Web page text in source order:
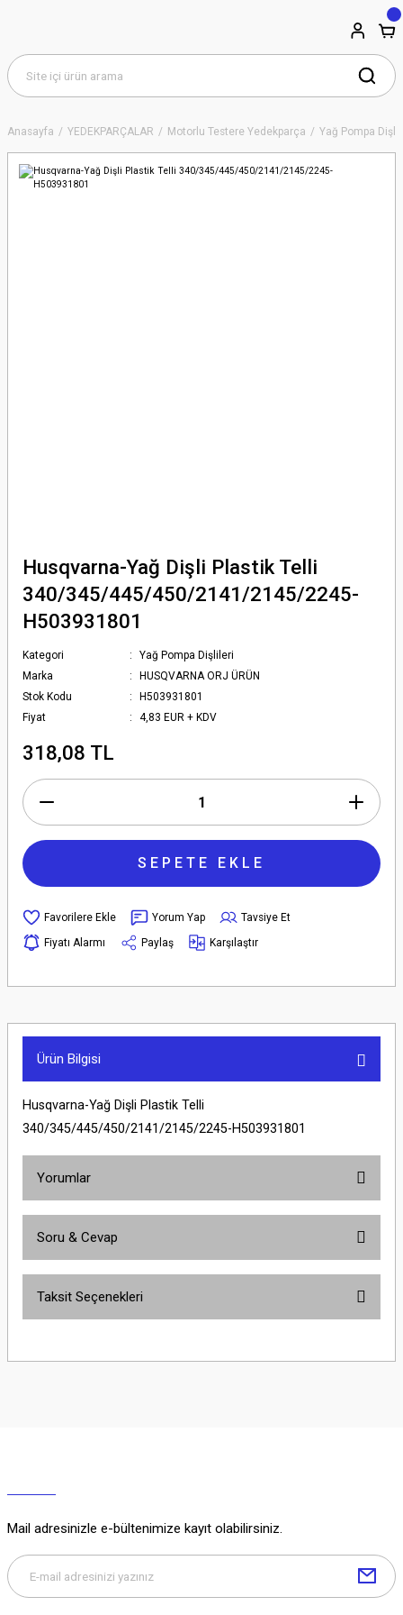
Anasayfa YEDEKPARÇALAR Motorlu Testere Yedekparça Yağ Pompa
Husqvarna-Yağ Dişli Plastik Telli
340/345/445/450/2141/2145/2245-
H503931801
Kategori
Yağ Pompa Dişlileri
Marka
HUSQVARNA ORJ ÜRÜN
Stok Kodu
H503931801
Fiyat
4,83 EUR + KDV
318,08 TL
SEPETE EKLE
Yorum Yap
Tavsiye Et
Fiyatı Alarmı
Paylaş Karşılaştır
Ürün Bilgisi
Husqvarna-Yağ Dişli Plastik Telli
340/345/445/450/2141/2145/2245-H503931801
Yorumlar
Soru & Cevap
Soru Sor
Taksit Seçenekleri
Mail adresinizle e-bültenimize kayıt olabilirsiniz.